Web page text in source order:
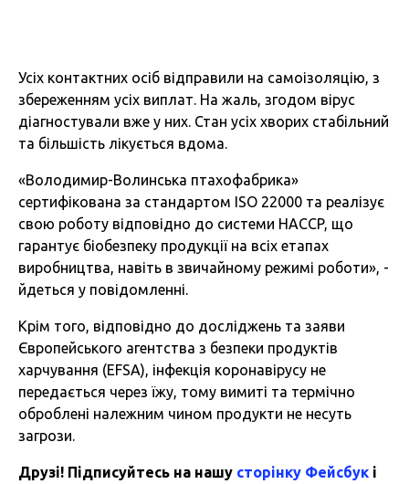
Усіх контактних осіб відправили на самоізоляцію, з
збереженням усіх виплат. На жаль, згодом вірус
діагностували вже у них. Стан усіх хворих стабільний
та більшість лікується вдома.
«Володимир-Волинська птахофабрика»
сертифікована за стандартом ISO 22000 та реалізує
свою роботу відповідно до системи HACCP, що
гарантує біобезпеку продукції на всіх етапах
виробництва, навіть в звичайному режимі роботи», -
йдеться у повідомленні.
Крім того, відповідно до досліджень та заяви
Європейського агентства з безпеки продуктів
харчування (EFSA), інфекція коронавірусу не
передається через їжу, тому вимиті та термічно
оброблені належним чином продукти не несуть
загрози.
Друзі! Підписуйтесь на нашу сторінку Фейсбук і